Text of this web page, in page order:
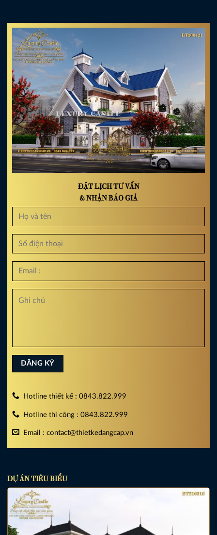
ĐẶT LỊCH TƯ VẤN
& NHẬN BÁO GIÁ
Hotline thiết kế : 0843.822.999
Hotline thi công : 0843.822.999
Email : contact@thietkedangcap.vn
DỰ ÁN TIÊU BIỂU